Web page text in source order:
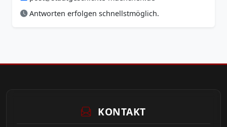
Antworten erfolgen schnellstmöglich.
KONTAKT